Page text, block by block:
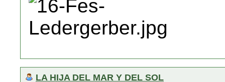
LA HIJA DEL MAR Y DEL SOL